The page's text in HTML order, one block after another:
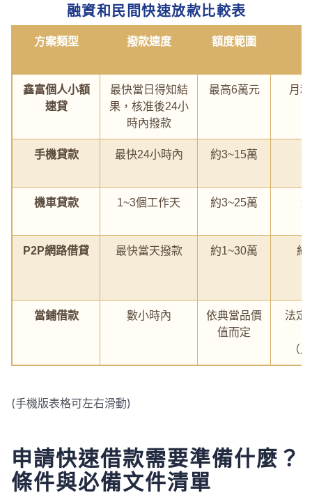
融資和民間快速放款比較表
方案類型 撥款速度 額度範圍
鑫富個人小額
速貸
最快當日得知結
果，核准後24小
時內撥款
最高6萬元 月
手機貸款 最快24小時內 約3~15萬
機車貸款 1~3個工作天 約3~25萬
P2P網路借貸 最快當天撥款 約1~30萬 約
當鋪借款 數小時內
依典當品價
值而定
法定
（
(手機版表格可左右滑動)
申請快速借款需要準備什麼？
條件與必備文件清單